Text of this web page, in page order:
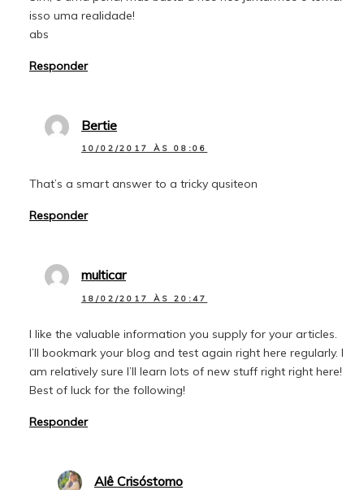
isso uma realidade!
abs
Responder
Bertie
10/02/2017 ÀS 08:06
That’s a smart answer to a tricky qusiteon
Responder
multicar
18/02/2017 ÀS 20:47
I like the valuable information you supply for your articles.
I’ll bookmark your blog and test again right here regularly. I
am relatively sure I’ll learn lots of new stuff right right here!
Best of luck for the following!
Responder
Alê Crisóstomo